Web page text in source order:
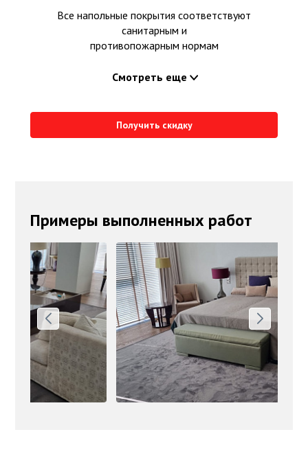
Все напольные покрытия соответствуют
санитарным и
противопожарным нормам
Смотреть еще
Получить скидку
Примеры выполненных работ